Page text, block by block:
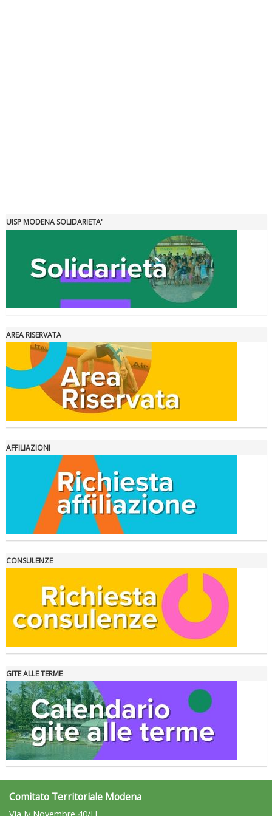
Tiziano Pesce a Radio InBlu2000 traccia il bilancio della stagione
Ddl Lobby, Uisp: “Il Parlamento valorizzi le nostre specificità"
Tiziano Pesce nel Cda di Fondazione Terzjus: prima riunione a
Roma
UISP MODENA SOLIDARIETA'
AREA RISERVATA
AFFILIAZIONI
CONSULENZE
GITE ALLE TERME
Comitato Territoriale Modena